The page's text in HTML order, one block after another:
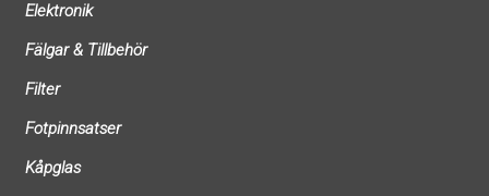
Elektronik
Fälgar & Tillbehör
Filter
Fotpinnsatser
Kåpglas